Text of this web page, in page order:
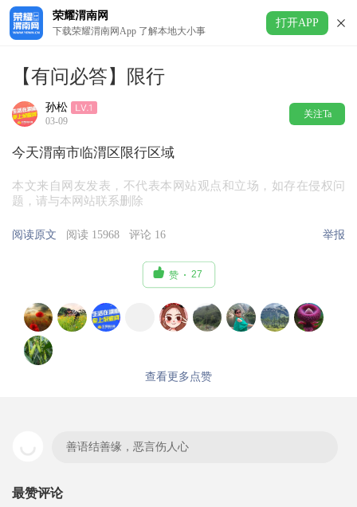
荣耀渭南网
下载荣耀渭南网App 了解本地大小事
打开APP
【有问必答】限行
孙松
03-09
关注Ta
今天渭南市临渭区限行区域
本文来自网友发表，不代表本网站观点和立场，如存在侵权问
题，请与本网站联系删除
阅读原文 阅读 15968 评论 16 举报
 赞 27
查看更多点赞
善语结善缘，恶言伤人心
最赞评论